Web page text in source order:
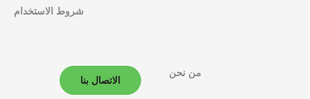
شروط الاستخدام
من نحن
الاتصال بنا